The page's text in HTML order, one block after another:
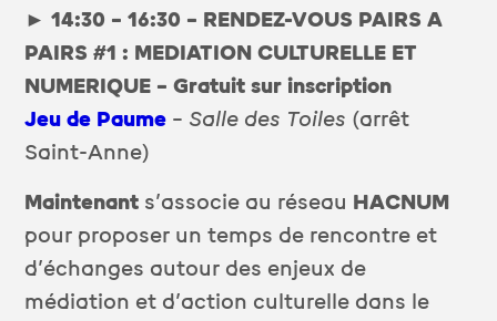
►14:30 – 16:30 – RENDEZ-VOUS PAIRS A
PAIRS #1 : MEDIATION CULTURELLE ET
NUMERIQUE – Gratuit sur inscription
Jeu de Paume – Salle des Toiles (arrêt
Saint-Anne)
Maintenant s’associe au réseau HACNUM
pour proposer un temps de rencontre et
d’échanges autour des enjeux de
médiation et d’action culturelle dans le